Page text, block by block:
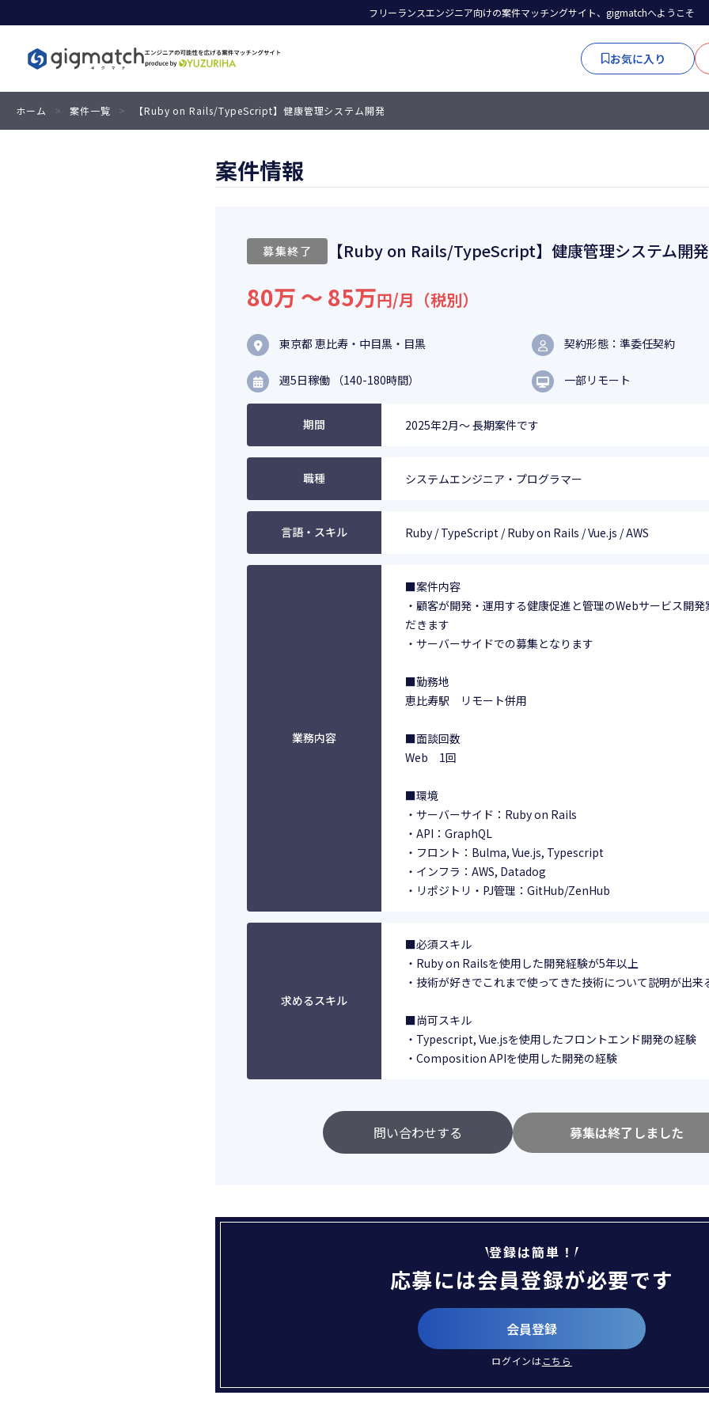
フリーランスエンジニア向けの案件マッチングサイト、gigmatchへようこそ
お気に入り
ホーム > 案件一覧 > 【Ruby on Rails/TypeScript】健康管理システム開発
案件情報
募集終了 【Ruby on Rails/TypeScript】健康管理システム開発
80万 〜 85万円/月（税別）
東京都 恵比寿・中目黒・目黒 契約形態：準委任契約
週5日稼働 （140-180時間） 一部リモート
期間 2025年2月～ 長期案件です
職種 システムエンジニア・プログラマー
言語・スキル Ruby / TypeScript / Ruby on Rails / Vue.js / AWS
業務内容
■案件内容
・顧客が開発・運用する健康促進と管理のWebサービス開
だきます
・サーバーサイドでの募集となります
■勤務地
恵比寿駅 リモート併用
■面談回数
Web 1回
■環境
・サーバーサイド：Ruby on Rails
・API：GraphQL
・フロント：Bulma, Vue.js, Typescript
・インフラ：AWS, Datadog
・リポジトリ・PJ管理：GitHub/ZenHub
求めるスキル
■必須スキル
・Ruby on Railsを使用した開発経験が5年以上
・技術が好きでこれまで使ってきた技術について説明が出来
■尚可スキル
・Typescript, Vue.jsを使用したフロントエンド開発の経験
・Composition APIを使用した開発の経験
問い合わせする 募集は終了しました
登録は簡単！
応募には会員登録が必要です
会員登録
ログインはこちら